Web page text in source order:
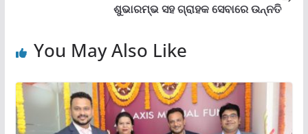
ଶୁଭାରମ୍ଭ ସହ ଗ୍ରାହକ ସେବାରେ ଉନ୍ନତି
You May Also Like